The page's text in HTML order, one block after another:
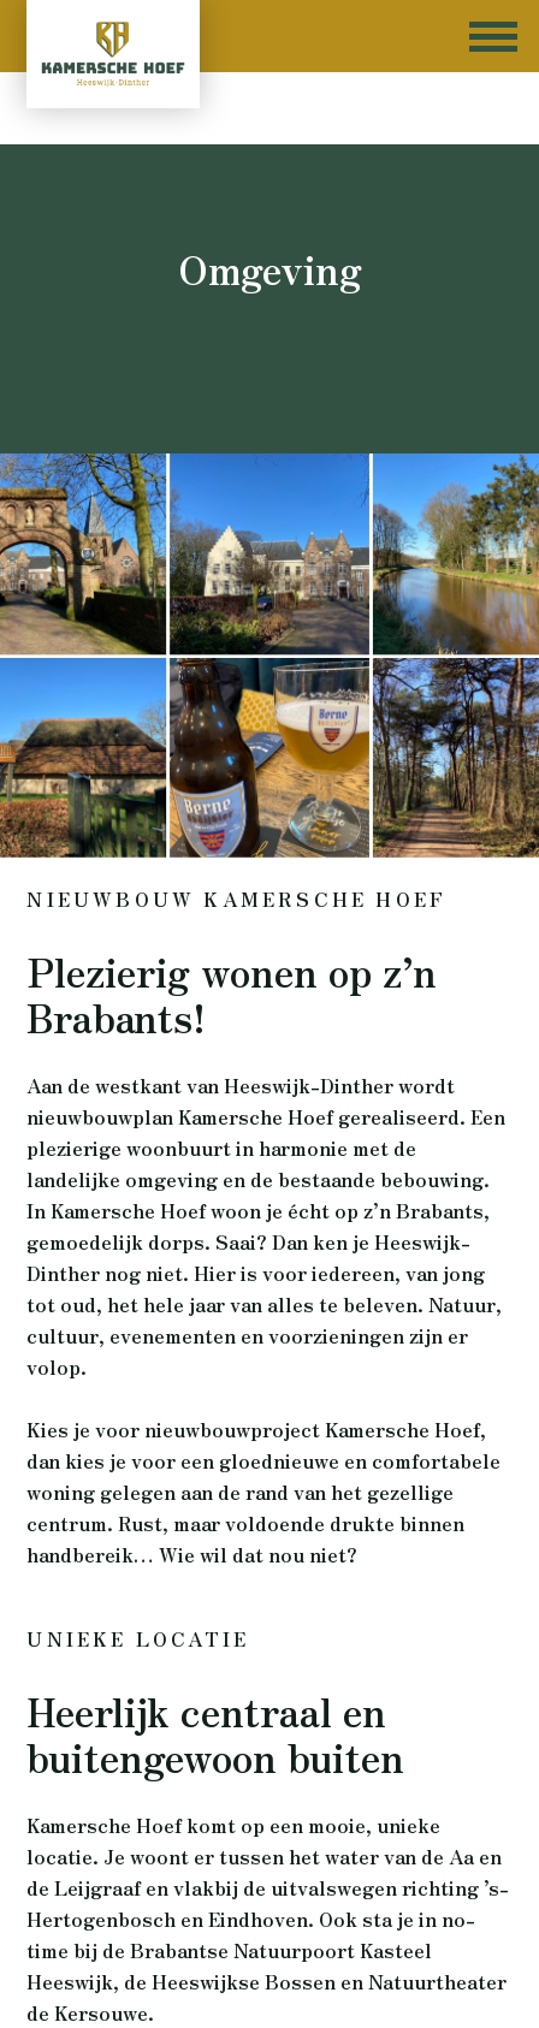
Omgeving
NIEUWBOUW KAMERSCHE HOEF
Plezierig wonen op z’n
Brabants!
Aan de westkant van Heeswijk-Dinther wordt
nieuwbouwplan Kamersche Hoef gerealiseerd. Een
plezierige woonbuurt in harmonie met de
landelijke omgeving en de bestaande bebouwing.
In Kamersche Hoef woon je écht op z’n Brabants,
gemoedelijk dorps. Saai? Dan ken je Heeswijk-
Dinther nog niet. Hier is voor iedereen, van jong
tot oud, het hele jaar van alles te beleven. Natuur,
cultuur, evenementen en voorzieningen zijn er
volop.
Kies je voor nieuwbouwproject Kamersche Hoef,
dan kies je voor een gloednieuwe en comfortabele
woning gelegen aan de rand van het gezellige
centrum. Rust, maar voldoende drukte binnen
handbereik… Wie wil dat nou niet?
UNIEKE LOCATIE
Heerlijk centraal en
buitengewoon buiten
Kamersche Hoef komt op een mooie, unieke
locatie. Je woont er tussen het water van de Aa en
de Leijgraaf en vlakbij de uitvalswegen richting ’s-
Hertogenbosch en Eindhoven. Ook sta je in no-
time bij de Brabantse Natuurpoort Kasteel
Heeswijk, de Heeswijkse Bossen en Natuurtheater
de Kersouwe.